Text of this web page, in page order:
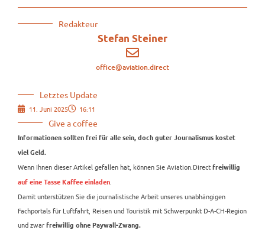
Redakteur
Stefan Steiner
office@aviation.direct
Letztes Update
11. Juni 2025 16:11
Give a coffee
Informationen sollten frei für alle sein, doch guter Journalismus kostet
viel Geld.
Wenn Ihnen dieser Artikel gefallen hat, können Sie Aviation.Direct freiwillig
auf eine Tasse Kaffee einladen
Damit unterstützen Sie die journalistische Arbeit unseres unabhängigen
Fachportals für Luftfahrt, Reisen und Touristik mit Schwerpunkt D-A-CH-Region
und zwar freiwillig ohne Paywall-Zwang.